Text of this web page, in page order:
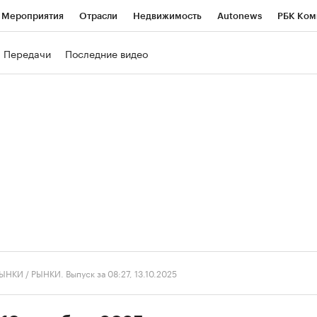
Мероприятия Отрасли Недвижимость Autonews РБК
Передачи Последние видео
/ РЫНКИ. Выпуск за 08:27, 13.10.2025